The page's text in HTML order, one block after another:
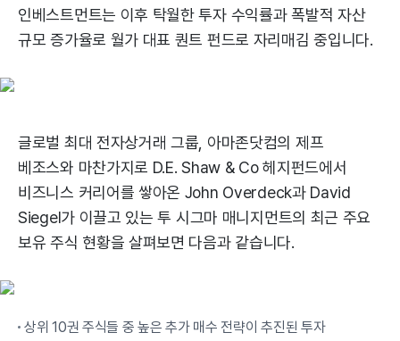
인베스트먼트는 이후 탁월한 투자 수익률과 폭발적 자산
규모 증가율로 월가 대표 퀀트 펀드로 자리매김 중입니다.
글로벌 최대 전자상거래 그룹, 아마존닷컴의 제프
베조스와 마찬가지로 D.E. Shaw & Co 헤지펀드에서
비즈니스 커리어를 쌓아온 John Overdeck과 David
Siegel가 이끌고 있는 투 시그마 매니지먼트의 최근 주요
보유 주식 현황을 살펴보면 다음과 같습니다.
상위 10권 주식들 중 높은 추가 매수 전략이 추진된 투자